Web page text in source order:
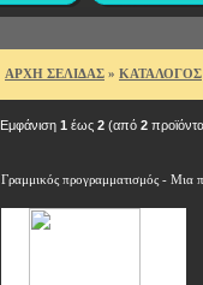
ΑΡΧΗ ΣΕΛΙΔΑΣ » ΚΑΤΑΛΟΓΟΣ
Εμφάνιση 1 έως 2 (από 2
Γραμμικός προγραμματισμός - Μια